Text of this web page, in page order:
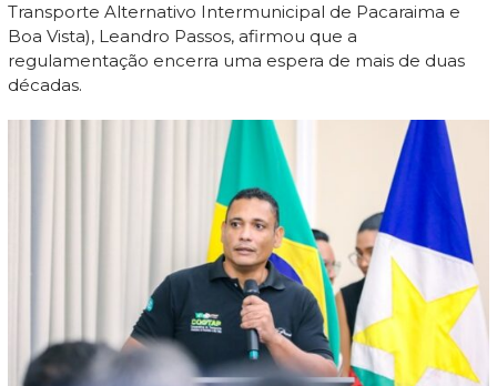
Transporte Alternativo Intermunicipal de Pacaraima e
Boa Vista), Leandro Passos, afirmou que a
regulamentação encerra uma espera de mais de duas
décadas.